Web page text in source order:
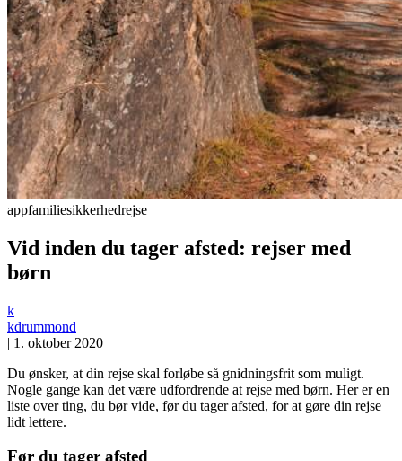
appfamiliesikkerhedrejse
Vid inden du tager afsted: rejser med
børn
k
kdrummond
| 1. oktober 2020
Du ønsker, at din rejse skal forløbe så gnidningsfrit som muligt.
Nogle gange kan det være udfordrende at rejse med børn. Her er en
liste over ting, du bør vide, før du tager afsted, for at gøre din rejse
lidt lettere.
Før du tager afsted